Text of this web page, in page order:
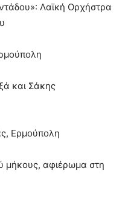
Λαϊκή Ορχήστρα
και Σάκης
Ερμούπολη
μήκους, αφιέρωμα στη